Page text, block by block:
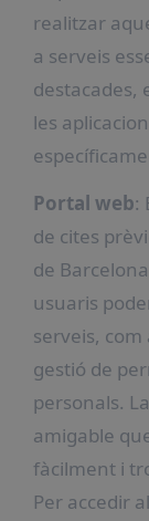
realitzar
a serveis
destacades,
les
Portal web:
de cites
de
usuaris
serveis,
gestió de
personals.
amigable
fàcilment i
Per accedir